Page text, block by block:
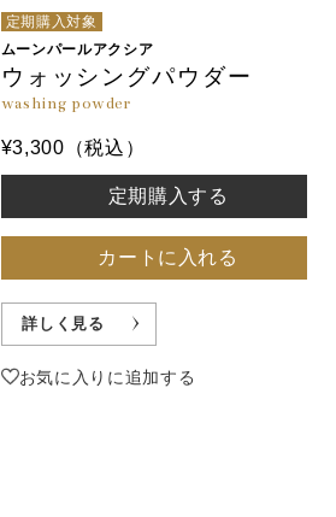
定期購入対象
ムーンパールアクシア
ウォッシングパウダー
washing powder
¥3,300（税込）
定期購入する
カートに入れる
詳しく見る
お気に入りに追加する